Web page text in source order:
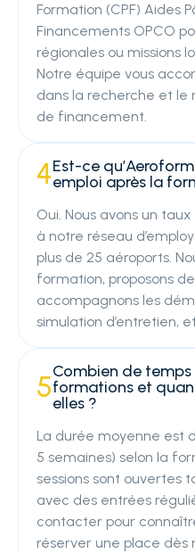
Formation (CPF) Aides
Financements OPCO
régionales ou missions
Notre équipe vous
dans la recherche et le
de financement.
4Est-ce
emploi après la
Oui. Nous avons un
à notre réseau
plus de 25 aéroports.
formation, proposons
accompagnons les
simulation d’entretien,
5Combien de
formations et
elles ?
La durée moyenne est
5 semaines) selon la
sessions sont ouvertes
avec des entrées
contacter pour
réserver une place dès